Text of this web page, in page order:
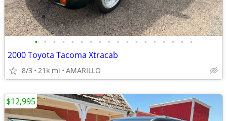
• • • • • • • • • • • • • • • • • •
2000 Toyota Tacoma Xtracab
8/3 21k mi AMARILLO
$12,995